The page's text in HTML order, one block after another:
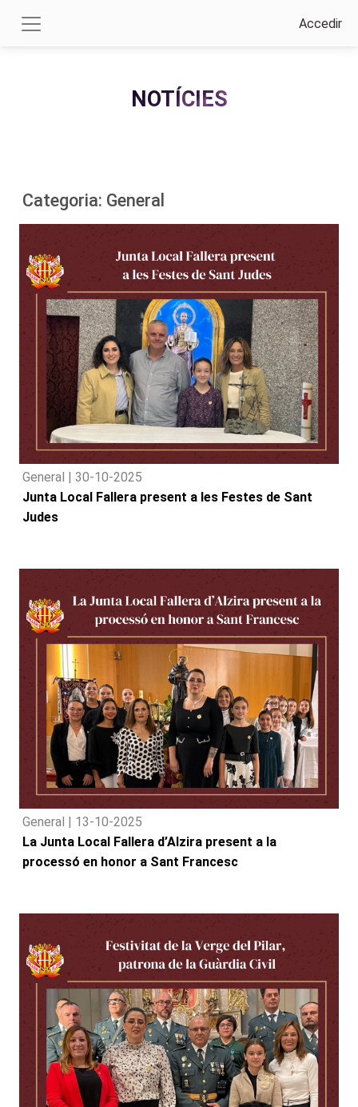
Accedir
NOTÍCIES
Categoria: General
General | 30-10-2025
Junta Local Fallera present a les Festes de Sant
Judes
General | 13-10-2025
La Junta Local Fallera d’Alzira present a la
processó en honor a Sant Francesc